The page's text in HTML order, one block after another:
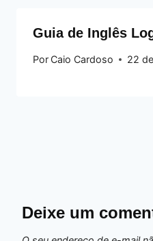
Guia de Inglês
PorCaio Cardoso 22
Deixe um